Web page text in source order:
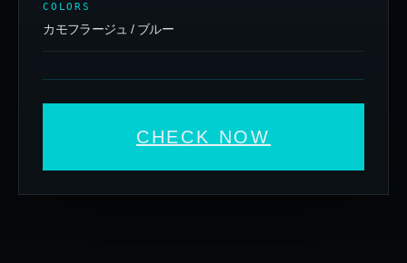
COLORS
カモフラージュ / ブルー
CHECK NOW